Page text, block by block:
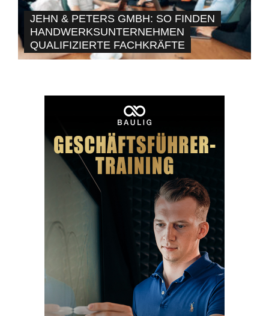
JEHN & PETERS GMBH: SO FINDEN
HANDWERKSUNTERNEHMEN
QUALIFIZIERTE FACHKRÄFTE